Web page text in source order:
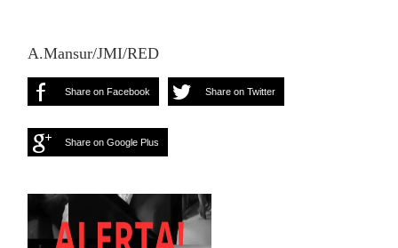
A.Mansur/JMI/RED
Share on Facebook Share on Twitter
Share on Google Plus